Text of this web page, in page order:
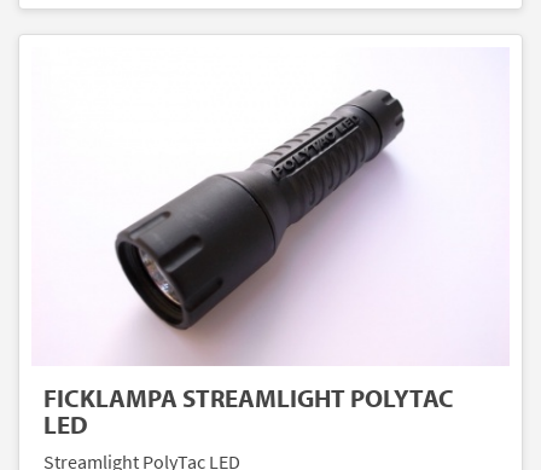
FICKLAMPA STREAMLIGHT POLYTAC
LED
Streamlight PolyTac LED